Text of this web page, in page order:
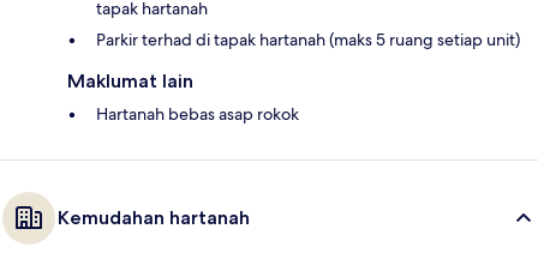
tapak hartanah
Parkir terhad di tapak hartanah (maks 5 ruang setiap unit)
Maklumat lain
Hartanah bebas asap rokok
Kemudahan hartanah